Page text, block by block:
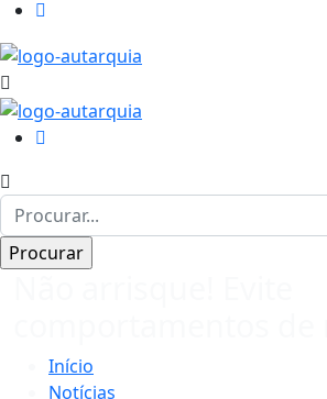
Início
Notícias